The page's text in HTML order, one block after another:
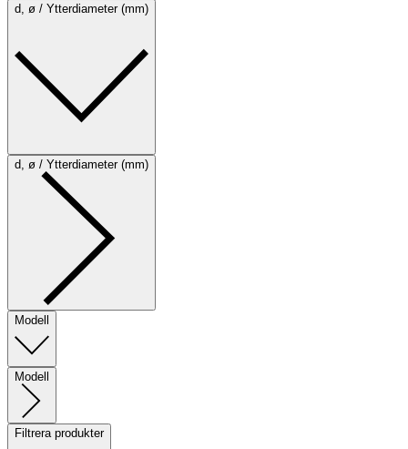
d, ø / Ytterdiameter (mm)
d, ø / Ytterdiameter (mm)
Modell
Modell
Filtrera produkter